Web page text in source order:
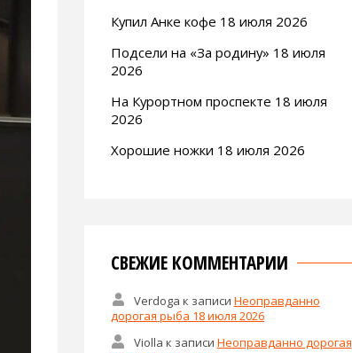
Купил Анке кофе 18 июля 2026
Подсели на «За родину» 18 июля
2026
На Курортном проспекте 18 июля
2026
Хорошие ножки 18 июля 2026
СВЕЖИЕ КОММЕНТАРИИ
Verdoga к записи Неоправданно
дорогая рыба 18 июля 2026
Violla к записи Неоправданно дорогая